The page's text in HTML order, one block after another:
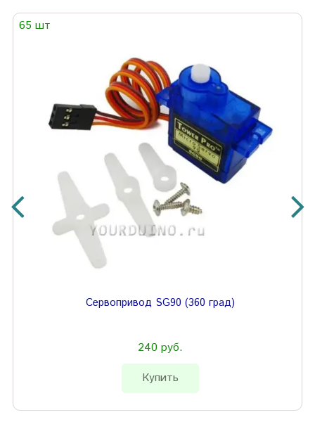
65 шт
Сервопривод SG90 (360 град)
240 руб.
Купить